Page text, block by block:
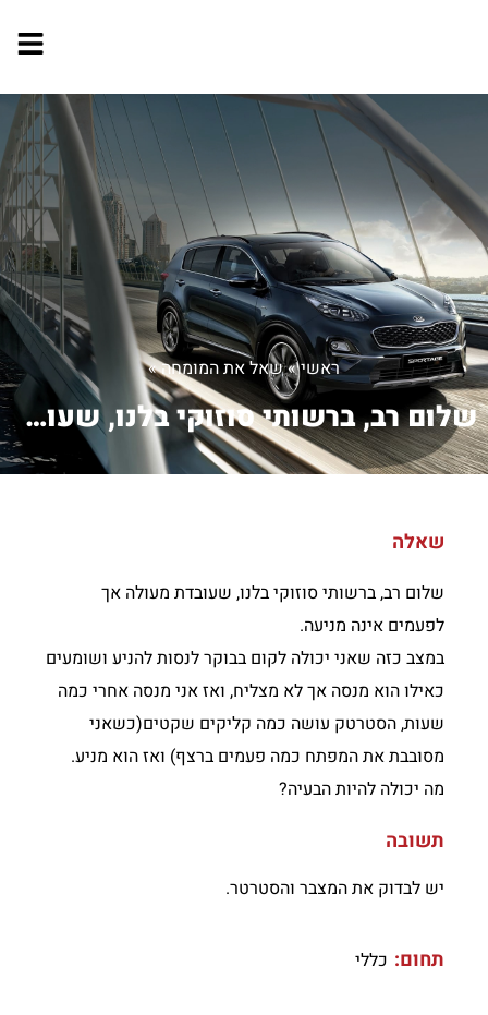
ראשי»שאל את המומחה»
שלום רב, ברשותי סוזוקי בלנו, שעובדת מ...
שאלה
שלום רב, ברשותי סוזוקי בלנו, שעובדת מעולה אך
לפעמים אינה מניעה.
במצב כזה שאני יכולה לקום בבוקר לנסות להניע ושומעים
כאילו הוא מנסה אך לא מצליח, ואז אני מנסה אחרי כמה
שעות, הסטרטק עושה כמה קליקים שקטים(כשאני
מסובבת את המפתח כמה פעמים ברצף) ואז הוא מניע.
מה יכולה להיות הבעיה?
תשובה
יש לבדוק את המצבר והסטרטר.
תחום: כללי